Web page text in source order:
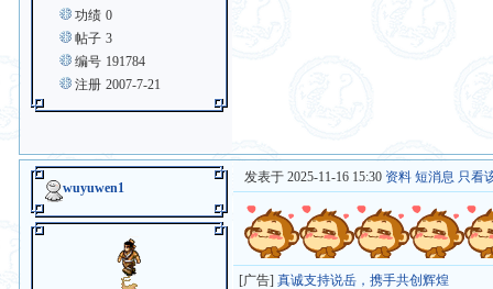
功绩 0
帖子 3
编号 191784
注册 2007-7-21
wuyuwen1
发表于 2025-11-16 15:30 资料 短消息 只看
[广告]真诚支持说岳，携手共创辉煌